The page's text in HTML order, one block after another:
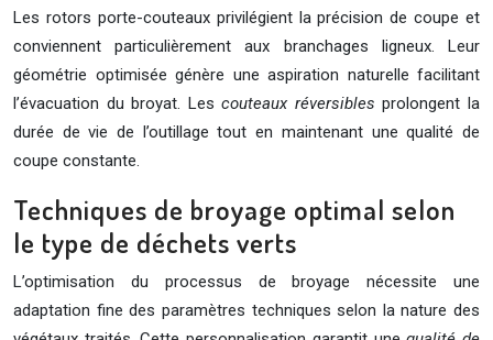
Les rotors porte-couteaux privilégient la précision de coupe et
conviennent particulièrement aux branchages ligneux. Leur
géométrie optimisée génère une aspiration naturelle facilitant
l’évacuation du broyat. Lescouteaux réversiblesprolongent la
durée de vie de l’outillage tout en maintenant une qualité de
coupe constante.
Techniques de broyage optimal selon
le type de déchets verts
L’optimisation du processus de broyage nécessite une
adaptation fine des paramètres techniques selon la nature des